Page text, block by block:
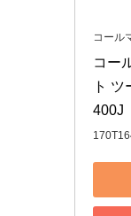
コール
コー
ト
400J